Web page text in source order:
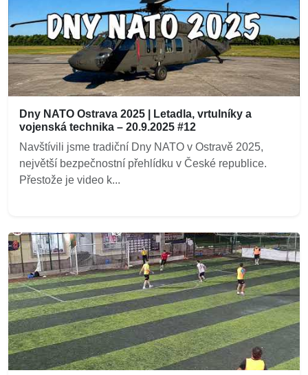
Dny NATO Ostrava 2025 | Letadla, vrtulníky a
vojenská technika – 20.9.2025 #12
Navštívili jsme tradiční Dny NATO v Ostravě 2025,
největší bezpečnostní přehlídku v České republice.
Přestože je video k...